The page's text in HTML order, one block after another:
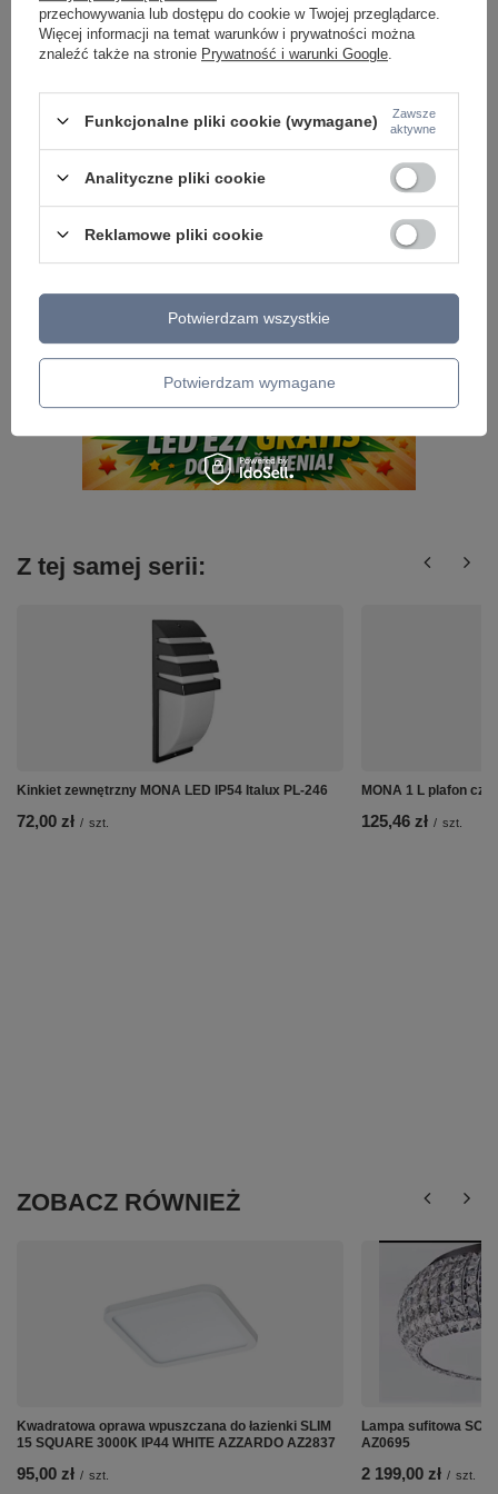
Podmiot odpowiedzialny za ten
produkt na terenie UE
Azzardo Sp. z o.o. Więcej
GRATIS W KOSZYKU - po dodaniu tego produktu do
Z tej samej serii:
Kinkiet zewnętrzny MONA LED IP54 Italux PL-246
72,00 zł / szt.
MONA 1 L plafon
125,46 zł / szt.
ZOBACZ RÓWNIEŻ
Kwadratowa oprawa wpuszczana do łazienki SLIM
15 SQUARE 3000K IP44 WHITE AZZARDO AZ2837
95,00 zł / szt.
Lampa sufitowa
AZ0695
2 199,00 zł / szt.
przechowywania lub dostępu do cookie w Twojej przeglądarce.
Więcej informacji na temat warunków i prywatności można
znaleźć także na stronie Prywatność i warunki Google
Funkcjonalne pliki cookie (wymagane)
Zawsze
aktywne
Analityczne pliki cookie
Reklamowe pliki cookie
Potwierdzam wymagane
Potwierdzam wszystkie